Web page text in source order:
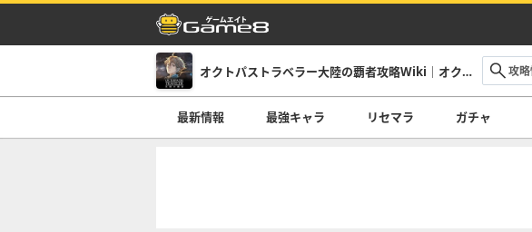
オクトパストラベラー大陸の覇者攻略Wiki｜オクトラ
最新情報 最強キャラ リセマラ ガチャ